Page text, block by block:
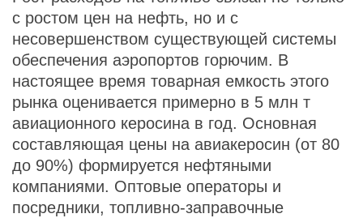
с ростом цен на нефть, но и с
несовершенством существующей системы
обеспечения аэропортов горючим. В
настоящее время товарная емкость этого
рынка оценивается примерно в 5 млн т
авиационного керосина в год. Основная
составляющая цены на авиакеросин (от 80
до 90%) формируется нефтяными
компаниями. Оптовые операторы и
посредники, топливно-заправочные